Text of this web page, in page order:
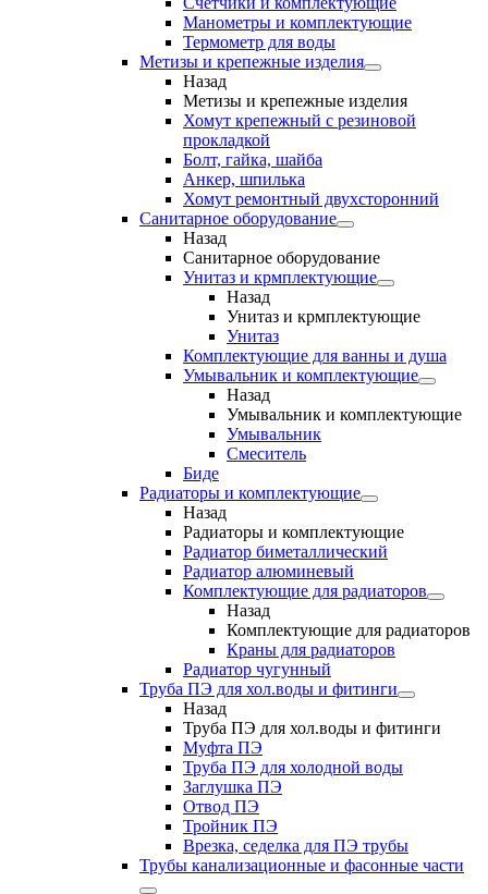
Манометры и комплектующие
Термометр для воды
Метизы и крепежные изделия
Назад
Метизы и крепежные изделия
Хомут крепежный с резиновой
прокладкой
Болт, гайка, шайба
Анкер, шпилька
Хомут ремонтный двухсторонний
Санитарное оборудование
Назад
Санитарное оборудование
Унитаз и крмплектующие
Назад
Унитаз и крмплектующие
Унитаз
Комплектующие для ванны и душа
Умывальник и комплектующие
Назад
Умывальник и комплектующие
Умывальник
Смеситель
Биде
Радиаторы и комплектующие
Назад
Радиаторы и комплектующие
Радиатор биметаллический
Радиатор алюминевый
Комплектующие для радиаторов
Назад
Комплектующие для радиаторов
Краны для радиаторов
Радиатор чугунный
Труба ПЭ для хол.воды и фитинги
Назад
Труба ПЭ для хол.воды и фитинги
Муфта ПЭ
Труба ПЭ для холодной воды
Заглушка ПЭ
Отвод ПЭ
Тройник ПЭ
Врезка, седелка для ПЭ трубы
Трубы канализационные и фасонные части